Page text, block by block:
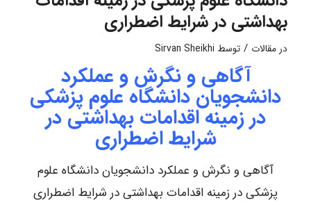
بهداشتی در شرایط اضطراری
درمقالات / توسط Sirvan Sheikhi
آگاهی و نگرش و عملکرد
دانشجویان دانشگاه علوم پزشکی
در زمینه اقدامات بهداشتی در
شرایط اضطراری
آگاهی و نگرش و عملکرد دانشجویان دانشگاه علوم
پزشکی در زمینه اقدامات بهداشتی در شرایط اضطراری